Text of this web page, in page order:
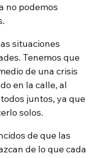
no podemos
situaciones
Tenemos que
de una crisis
en la calle, al
juntos, ya que
solos.
de que las
de lo que cada